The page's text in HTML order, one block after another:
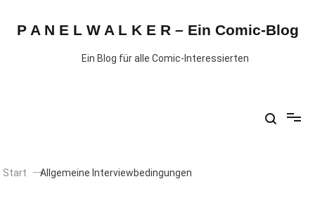
P A N E L W A L K E R – Ein Comic-Blog
Ein Blog für alle Comic-Interessierten
Start Allgemeine Interviewbedingungen